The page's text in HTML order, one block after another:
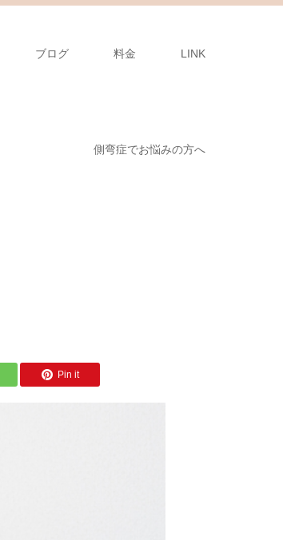
ブログ 料金 LINK
側弯症でお悩みの方へ
Pin it